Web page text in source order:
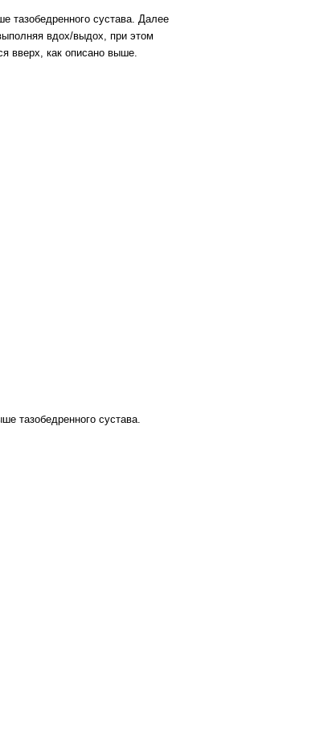
тазобедренного сустава. Далее
вдох/выдох, при этом
вверх, как описано выше.
тазобедренного сустава.